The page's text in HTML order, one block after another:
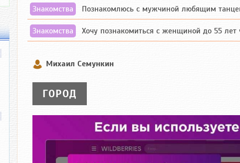
Знакомства Познакомлюсь с мужчиной любящим
Знакомства Хочу познакомиться с женщиной до 55 лет
Михаил Семункин
ГОРОД